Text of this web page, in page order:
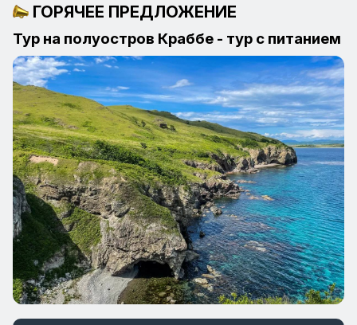
ГОРЯЧЕЕ ПРЕДЛОЖЕНИЕ
Тур на полуостров Краббе - тур с питанием